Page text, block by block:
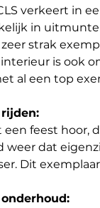
verkeert in
in
strak
is ook
al een top
een feest hoor,
weer dat
Dit